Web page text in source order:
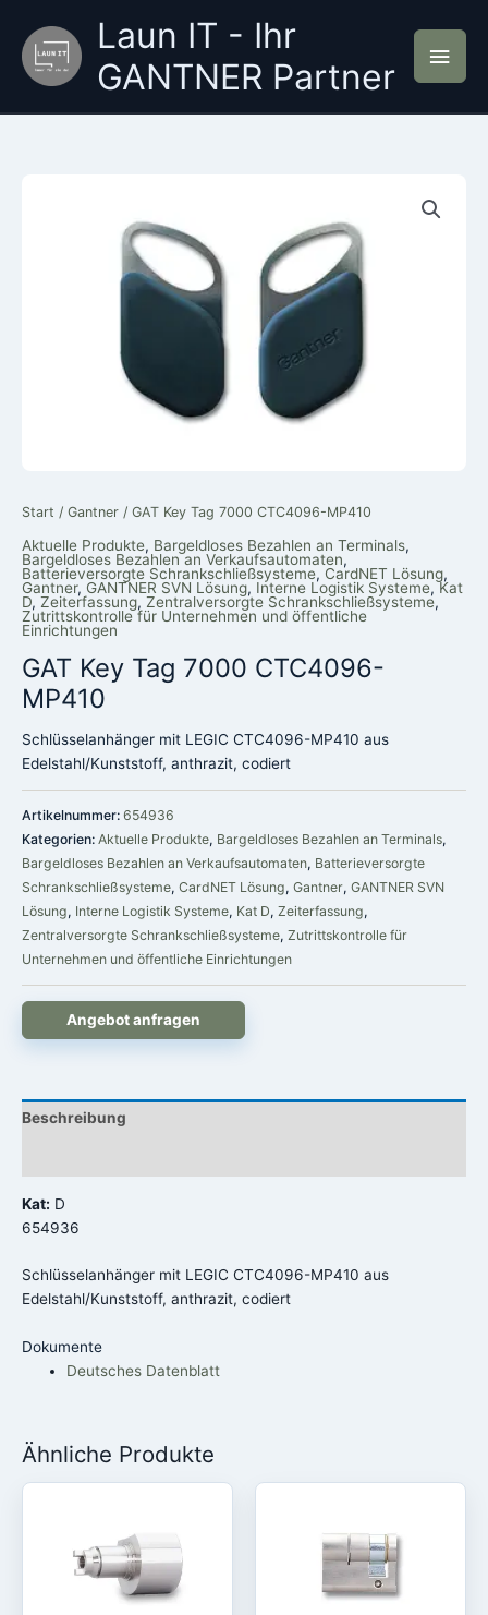
Inhalt
springen
Laun IT - Ihr
GANTNER Partner
Start / Gantner / GAT Key Tag 7000 CTC4096-MP410
Aktuelle Produkte, Bargeldloses Bezahlen an Terminals,
Bargeldloses Bezahlen an Verkaufsautomaten,
Batterieversorgte Schrankschließsysteme, CardNET Lösung,
Gantner, GANTNER SVN Lösung, Interne Logistik Systeme,Kat
D, Zeiterfassung, Zentralversorgte Schrankschließsysteme,
Zutrittskontrolle für Unternehmen und öffentliche
Einrichtungen
GAT Key Tag 7000 CTC4096-
MP410
Schlüsselanhänger mit LEGIC CTC4096-MP410 aus
Edelstahl/Kunststoff, anthrazit, codiert
Artikelnummer: 654936
Kategorien: Aktuelle Produkte, Bargeldloses Bezahlen an Terminals,
Bargeldloses Bezahlen an Verkaufsautomaten, Batterieversorgte
Schrankschließsysteme, CardNET Lösung, Gantner, GANTNER SVN
Lösung, Interne Logistik Systeme, Kat D, Zeiterfassung,
Zentralversorgte Schrankschließsysteme, Zutrittskontrolle für
Unternehmen und öffentliche Einrichtungen
Angebot anfragen
Beschreibung
Kat: D
654936
Schlüsselanhänger mit LEGIC CTC4096-MP410 aus
Edelstahl/Kunststoff, anthrazit, codiert
Dokumente
Deutsches Datenblatt
Ähnliche Produkte